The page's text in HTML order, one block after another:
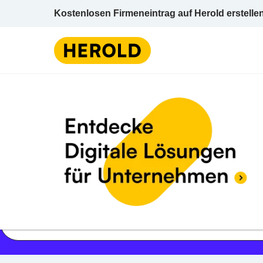
Kostenlosen Firmeneintrag auf Herold